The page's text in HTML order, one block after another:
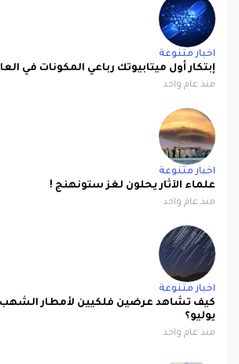
اخبار متنوعة
إبتكار أول ميتابيوتك رباعي المكونات في
منذ عام واحد
اخبار متنوعة
علماء الآثار يحلون لغز ستونهنج !
منذ عام واحد
اخبار متنوعة
كيف تشاهد عرضين فلكيين لأمطار الشهب
يوليو؟
منذ عام واحد